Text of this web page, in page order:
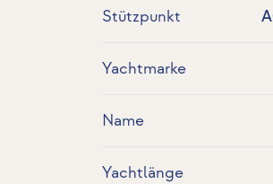
Stützpunkt
Yachtmarke
Name
Yachtlänge